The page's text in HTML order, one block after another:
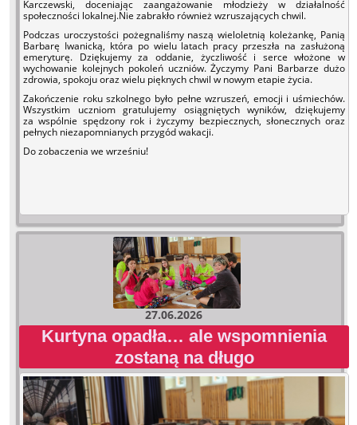
Karczewski, doceniając zaangażowanie młodzieży w działalność
społeczności lokalnej.Nie zabrakło również wzruszających chwil.
Podczas uroczystości pożegnaliśmy naszą wieloletnią koleżankę, Panią
Barbarę Iwanicką, która po wielu latach pracy przeszła na zasłużoną
emeryturę. Dziękujemy za oddanie, życzliwość i serce włożone w
wychowanie kolejnych pokoleń uczniów. Życzymy Pani Barbarze dużo
zdrowia, spokoju oraz wielu pięknych chwil w nowym etapie życia.
Zakończenie roku szkolnego było pełne wzruszeń, emocji i uśmiechów.
Wszystkim uczniom gratulujemy osiągniętych wyników, dziękujemy
za wspólnie spędzony rok i życzymy bezpiecznych, słonecznych oraz
pełnych niezapomnianych przygód wakacji.
Do zobaczenia we wrześniu!
27.06.2026
Kurtyna opadła… ale wspomnienia
zostaną na długo